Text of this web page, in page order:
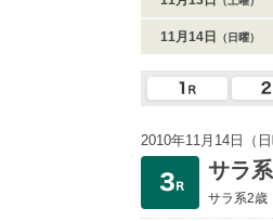
11月14日 （日曜）
2010年11月14日（
サラ
サラ系2歳